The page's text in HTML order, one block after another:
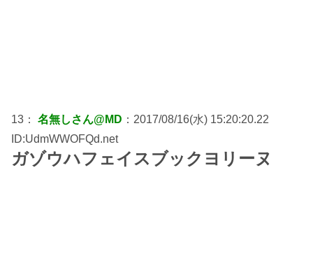
13： 名無しさん@MD ：2017/08/16(水) 15:20:20.22
ID:UdmWWOFQd.net
ガゾウハフェイスブックヨリーヌ